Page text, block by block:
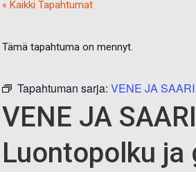
« Kaikki Tapahtumat
Tämä tapahtuma on mennyt.
Tapahtuman sarja: VENE JA SAARI
VENE JA
Luontopolku ja